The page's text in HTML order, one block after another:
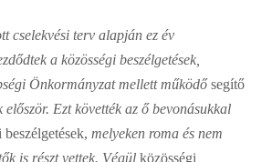
cselekvési terv alapján ez év
a közösségi beszélgetések,
Önkormányzat mellett működősegítő
először. Ezt követték az ő bevonásukkal
beszélgetések, melyeken roma és nem
is részt vettek. Végül közösségi